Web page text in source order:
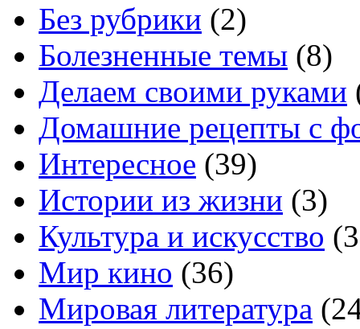
Без рубрики (2)
Болезненные темы (8)
Делаем своими руками
Домашние рецепты с
Интересное (39)
Истории из жизни (3)
Культура и искусство
Мир кино (36)
Мировая литература